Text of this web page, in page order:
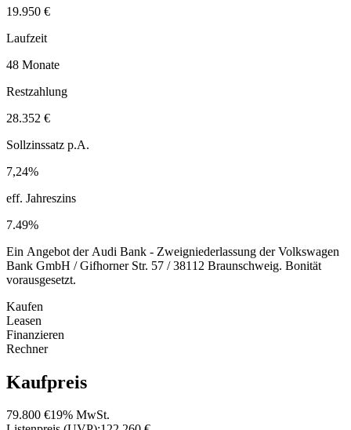
19.950 €
Laufzeit
48 Monate
Restzahlung
28.352 €
Sollzinssatz p.A.
7,24%
eff. Jahreszins
7.49%
Ein Angebot der Audi Bank - Zweigniederlassung der Volkswagen
Bank GmbH / Gifhorner Str. 57 / 38112 Braunschweig. Bonität
vorausgesetzt.
Kaufen
Leasen
Finanzieren
Rechner
Kaufpreis
79.800 €19% MwSt.